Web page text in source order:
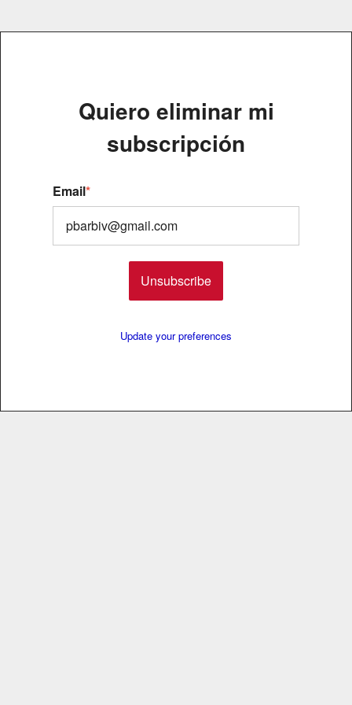
Quiero eliminar mi
subscripción
Email*
Unsubscribe
Update your preferences